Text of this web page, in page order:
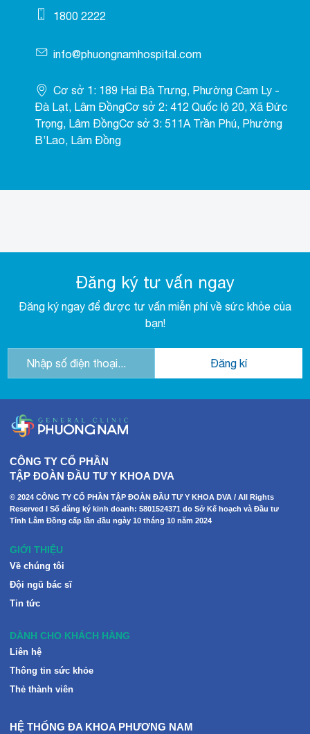
1800 2222
info@phuongnamhospital.com
Cơ sở 1: 189 Hai Bà Trưng, Phường Cam Ly -
Đà Lạt, Lâm ĐồngCơ sở 2: 412 Quốc lộ 20, Xã Đức
Trọng, Lâm ĐồngCơ sở 3: 511A Trần Phú, Phường
B’Lao, Lâm Đồng
Đăng ký tư vấn ngay
Đăng ký ngay để được tư vấn miễn phí về sức khỏe của
bạn!
CÔNG TY CỔ PHẦN
TẬP ĐOÀN ĐẦU TƯ Y KHOA DVA
© 2024 CÔNG TY CỔ PHẦN TẬP ĐOÀN ĐẦU TƯ Y KHOA DVA / All Rights
Reserved I Số đăng ký kinh doanh: 5801524371 do Sở Kế hoạch và Đầu tư
Tỉnh Lâm Đồng cấp lần đầu ngày 10 tháng 10 năm 2024
GIỚI THIỆU
Về chúng tôi
Đội ngũ bác sĩ
Tin tức
DÀNH CHO KHÁCH HÀNG
Liên hệ
Thông tin sức khỏe
Thẻ thành viên
HỆ THỐNG ĐA KHOA PHƯƠNG NAM